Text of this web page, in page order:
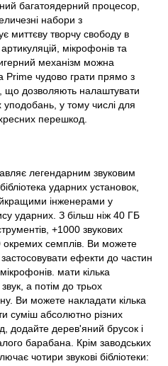
багатоядерний процесор,
набори з
миттєву творчу свободу в
мікрофонів та
механізм можна
Prime чудово грати прямо з
що дозволяють налаштувати
уподобань, у тому числі для
перешкод.
легендарним звуковим
ударних установок,
інженерами у
ударних. З більш ніж 40 ГБ
+1000 звукових
окремих семплів. Ви можете
ефекти до частин
мати кілька
а потім до трьох
Ви можете накладати кілька
суміш абсолютно різних
додайте дерев'яний брусок і
барабана. Крім заводських
чотири звукові бібліотеки: